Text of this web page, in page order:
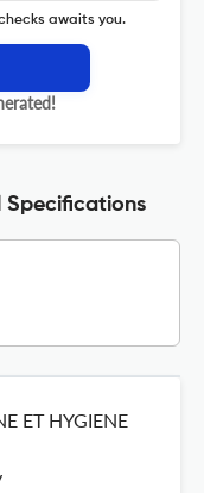
awaits you.
Specifications
ET HYGIENE